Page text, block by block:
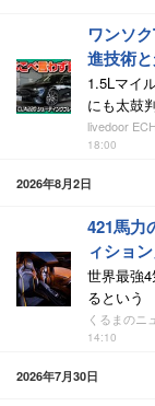
ワンソ
進技術
1.5Lマイ
にも太鼓
livedoor
18:00
2026年8月2日
421馬力
ィショ
世界最強
るという
くるまのニ
14:10
2026年7月30日